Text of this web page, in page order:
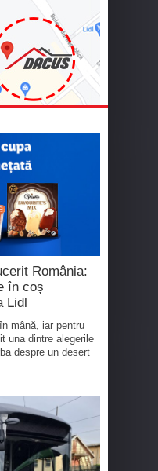
România:
în coș
Lidl
mână, iar pentru
una dintre alegerile
despre un desert